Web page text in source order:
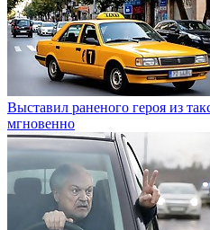
Выставил раненого героя из
мгновенно